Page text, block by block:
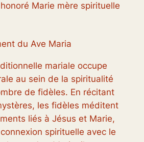
Marie mère spirituelle
du Ave Maria
mariale occupe
au sein de la spiritualité
de fidèles. En récitant
les fidèles méditent
liés à Jésus et Marie,
spirituelle avec le